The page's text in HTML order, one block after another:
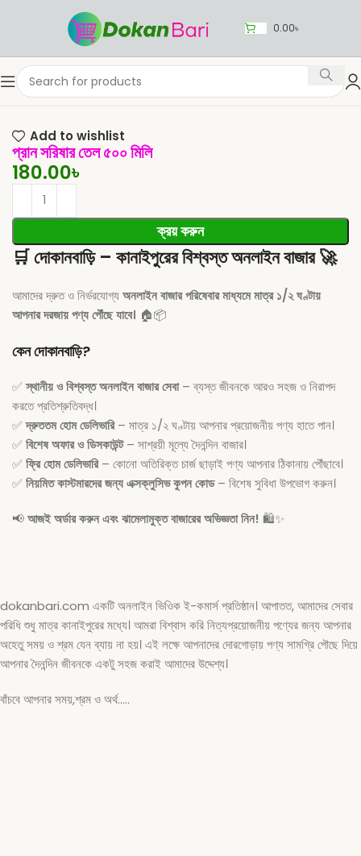
0.00৳
Home রান্নার সামগ্রী রান্না তেল
Add to wishlist
প্রান সরিষার তেল ৫০০ মিলি
180.00৳
ক্রয় করুন
🛒দোকানবাড়ি – কানাইপুরের বিশ্বস্ত অনলাইন বাজার🚀
আমাদের দ্রুত ও নির্ভরযোগ্যঅনলাইন বাজার পরিষেবার মাধ্যমে মাত্র ১/২ ঘণ্টায়
আপনার দরজায় পণ্য পৌঁছে যাবে। 🏠📦
কেন দোকানবাড়ি?
✅স্থানীয় ও বিশ্বস্ত অনলাইন বাজার সেবা– ব্যস্ত জীবনকে আরও সহজ ও নিরাপদ
করতে প্রতিশ্রুতিবদ্ধ।
✅দ্রুততম হোম ডেলিভারি– মাত্র ১/২ ঘণ্টায় আপনার প্রয়োজনীয় পণ্য হাতে পান।
✅ বিশেষ অফার ও ডিসকাউন্ট– সাশ্রয়ী মূল্যে দৈনন্দিন বাজার।
✅ ফ্রি হোম ডেলিভারি– কোনো অতিরিক্ত চার্জ ছাড়াই পণ্য আপনার ঠিকানায় পৌঁছাবে।
✅ নিয়মিত কাস্টমারদের জন্য এক্সক্লুসিভ কুপন কোড– বিশেষ সুবিধা উপভোগ করুন।
📢আজই অর্ডার করুন এবং ঝামেলামুক্ত বাজারের অভিজ্ঞতা নিন! 🛍️✨
dokanbari.com একটি অনলাইন ভিওিক ই-কমার্স প্রতিষ্ঠান। আপাতত, আমাদের সেবার
পরিধি শুধু মাত্র কানাইপুরের মধ্যে। আমরা বিশ্বাস করি নিত্যপ্রয়োজনীয় পণ্যের জন্য আপনার
অহেতু সময় ও শ্রম যেন ব্যায় না হয়। এই লক্ষে আপনাদের দোরগোড়ায় পণ্য সামগ্রি পৌছে দিয়ে
আপনার দৈনন্দিন জীবনকে একটু সহজ করাই আমাদের উদ্দেশ্য।
বাঁচবে আপনার সময়,শ্রম ও অর্থ…..